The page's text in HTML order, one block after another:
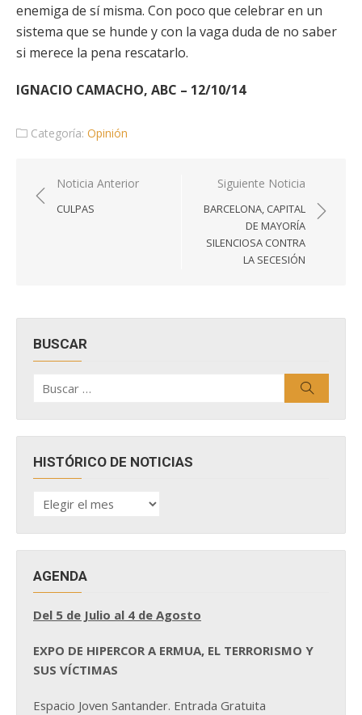
enemiga de sí misma. Con poco que celebrar en un
sistema que se hunde y con la vaga duda de no saber
si merece la pena rescatarlo.
IGNACIO CAMACHO, ABC – 12/10/14
Categoría: Opinión
Navegación
de
Noticia Anterior
CULPAS
Siguiente Noticia
BARCELONA, CAPITAL
DE MAYORÍA
SILENCIOSA CONTRA
LA SECESIÓN
BUSCAR
por:
HISTÓRICO DE NOTICIAS
HISTÓRICO
DE
AGENDA
Del 5 de Julio al 4 de Agosto
EXPO DE HIPERCOR A ERMUA, EL TERRORISMO Y
SUS VÍCTIMAS
Espacio Joven Santander. Entrada Gratuita